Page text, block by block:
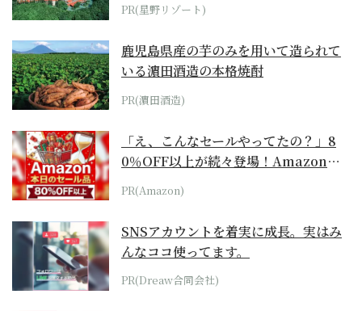
PR(星野リゾート)
鹿児島県産の芋のみを用いて造られて
いる濵田酒造の本格焼酎
PR(濵田酒造)
「え、こんなセールやってたの？」8
0％OFF以上が続々登場！Amazonの
本気が...
PR(Amazon)
SNSアカウントを着実に成長。実はみ
んなココ使ってます。
PR(Dreaw合同会社)